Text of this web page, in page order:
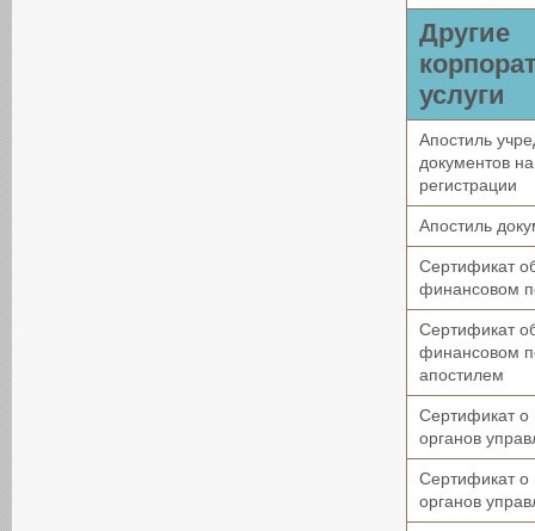
Другие
услуги
Апостиль
документов
регистрации
Апостиль
Сертификат
финансовом
Сертификат
финансовом
апостилем
Сертификат о
органов
Сертификат о
органов